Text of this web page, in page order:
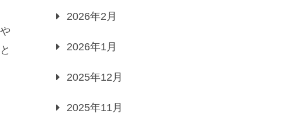
2026年2月
2026年1月
2025年12月
2025年11月